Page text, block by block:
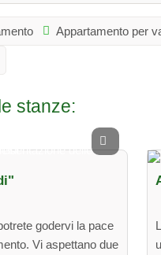
Appartamento per
stanze:
godervi la pace
Vi aspettano due